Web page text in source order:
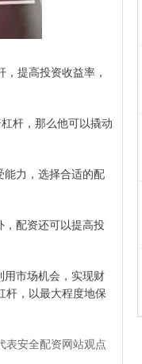
提高投资收益率，
杆，那么他可以撬动
力，选择合适的配
配资还可以提高投
市场机会，实现财
杆，以最大程度地保
表安全配资网站观点